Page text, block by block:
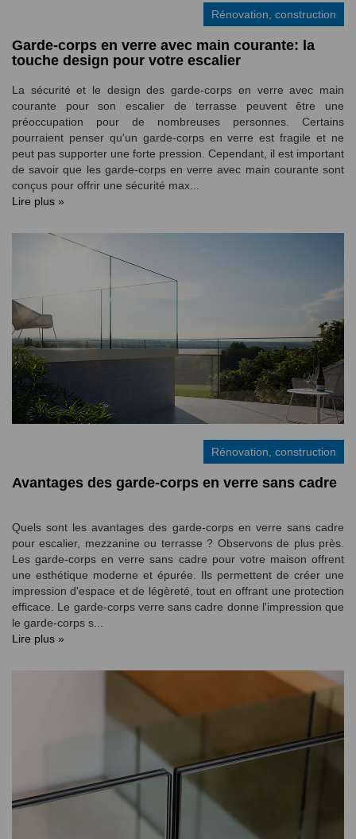
Rénovation, construction
Garde-corps en verre avec main courante: la
touche design pour votre escalier
La sécurité et le design des garde-corps en verre avec main
courante pour son escalier de terrasse peuvent être une
préoccupation pour de nombreuses personnes. Certains
pourraient penser qu'un garde-corps en verre est fragile et ne
peut pas supporter une forte pression. Cependant, il est important
de savoir que les garde-corps en verre avec main courante sont
conçus pour offrir une sécurité max...
Lire plus »
Rénovation, construction
Avantages des garde-corps en verre sans cadre
Quels sont les avantages des garde-corps en verre sans cadre
pour escalier, mezzanine ou terrasse ? Observons de plus près.
Les garde-corps en verre sans cadre pour votre maison offrent
une esthétique moderne et épurée. Ils permettent de créer une
impression d'espace et de légèreté, tout en offrant une protection
efficace. Le garde-corps verre sans cadre donne l'impression que
le garde-corps s...
Lire plus »